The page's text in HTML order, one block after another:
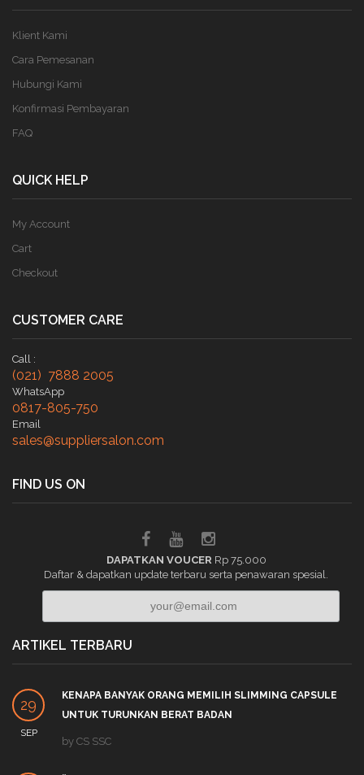
Klient Kami
Cara Pemesanan
Hubungi Kami
Konfirmasi Pembayaran
FAQ
QUICK HELP
My Account
Cart
Checkout
CUSTOMER CARE
Call :
(021) 7888 2005
WhatsApp
0817-805-750
Email
sales@suppliersalon.com
FIND US ON
DAPATKAN VOUCER Rp 75.000
Daftar & dapatkan update terbaru serta penawaran spesial.
ARTIKEL TERBARU
29
SEP
KENAPA BANYAK ORANG MEMILIH SLIMMING CAPSULE
UNTUK TURUNKAN BERAT BADAN
by CS SSC